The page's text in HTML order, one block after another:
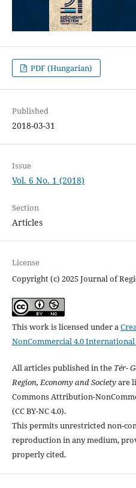
PDF (Hungarian)
Published
2018-03-31
Issue
Vol. 6 No. 1 (2018)
Section
Articles
License
Copyright (c) 2025 Journal of
This work is licensed under a
NonCommercial 4.0 International
All articles published in the Tér-
Region, Economy and Societyare
Commons Attribution-
(CC BY-NC 4.0).
This permits unrestricted non-
reproduction in any medium,
properly cited.